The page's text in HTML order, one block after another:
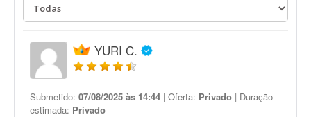
YURI C.
Submetido: 07/08/2025 às 14:44 | Oferta: Privado | Duração
estimada: Privado